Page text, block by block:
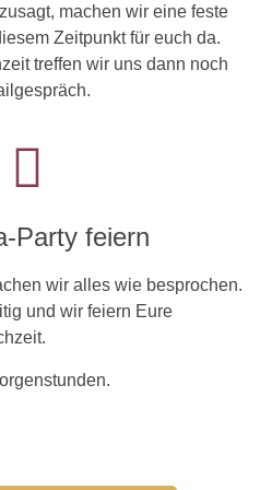
machen wir eine feste
Zeitpunkt für euch da.
treffen wir uns dann noch
Party feiern
wir alles wie besprochen.
und wir feiern Eure